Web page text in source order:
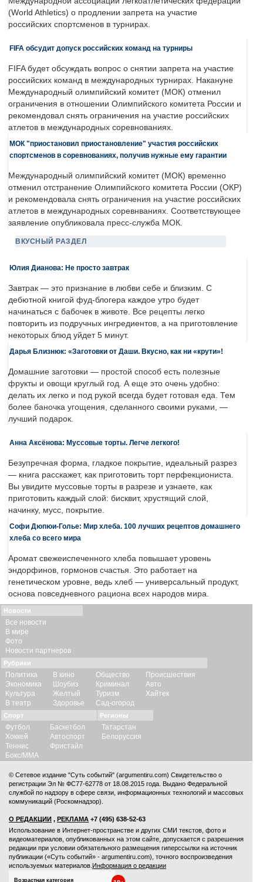
(World Athletics) о продлении запрета на участие
российских спортсменов в турнирах.
FIFA обсудит допуск российских команд на турниры
FIFA будет обсуждать вопрос о снятии запрета на участие
российских команд в международных турнирах. Накануне
Международный олимпийский комитет (МОК) отменил
ограничения в отношении Олимпийского комитета России и
рекомендовал снять ограничения на участие российских
атлетов в международных соревнованиях.
МОК "приостановил приостановление" участия российских
спортсменов в соревнованиях, получив нужные ему гарантии
Международный олимпийский комитет (МОК) временно
отменил отстранение Олимпийского комитета России (ОКР)
и рекомендовала снять ограничения на участие российских
атлетов в международных соревнваниях. Соответствующее
заявление опубликовала пресс-служба МОК.
ВКУСНЫЙ РАЗДЕЛ
Юлия Дианова: Не просто завтрак
Завтрак — это признание в любви себе и близким. С
дебютной книгой фуд-блогера каждое утро будет
начинаться с бабочек в животе. Все рецепты легко
повторить из подручных ингредиентов, а на приготовление
некоторых блюд уйдет 5 минут.
Дарья Близнюк: «Заготовки от Даши. Вкусно, как ни «крути»!
Домашние заготовки — простой способ есть полезные
фрукты и овощи круглый год. А еще это очень удобно:
делать их легко и под рукой всегда будет готовая еда. Тем
более баночка угощения, сделанного своими руками, —
лучший подарок.
Анна Аксёнова: Муссовые торты. Легче легкого!
Безупречная форма, гладкое покрытие, идеальный разрез
— книга расскажет, как приготовить торт перфекциониста.
Вы увидите муссовые торты в разрезе и узнаете, как
приготовить каждый слой: бисквит, хрустящий слой,
начинку, мусс, покрытие.
Софи Дюпюи-Голье: Мир хлеба. 100 лучших рецептов домашнего
хлеба со всего мира
Аромат свежеиспеченного хлеба повышает уровень
эндорфинов, гормонов счастья. Это работает на
генетическом уровне, ведь хлеб — универсальный продукт,
основа повседневного рациона всех народов мира.
Новости
Все новости
В мире
Фото
Новости партнеров
Рубрики
Политика
Экономика
Культура
В театр
В кино
Шоубиз
Желтый
Здоровье
Общество
Криминал
Туризм
Сад-огород
Происшествия
Авто
Хайтек
Спорт
Футбол
Хоккей
Теннис
Бокс/ММА
Баскетбол
Автоспорт
Фристайл
Регионы
Татарстан
Белоруссия
© Сетевое издание "Суть событий" (argumentiru.com) Свидетельство о
регистрации Эл № ФС77-62778 от 18.08.2015 года. Выдано Федеральной
службой по надзору в сфере связи, информационных технологий и массовых
коммуникаций (Роскомнадзор).
О РЕДАКЦИИ , РЕКЛАМА +7 (495) 638-52-63
Использование в Интернет-пространстве и других СМИ текстов, фото и
видеоматериалов, опубликованных на этом сайте, допускается с разрешения
редакции при условии обязательного размещения гиперссылки на источник
публикации («Суть событий» - argumentiru.com), точного воспроизведения
используемых материалов. Информация о редакции
Возрастная категория